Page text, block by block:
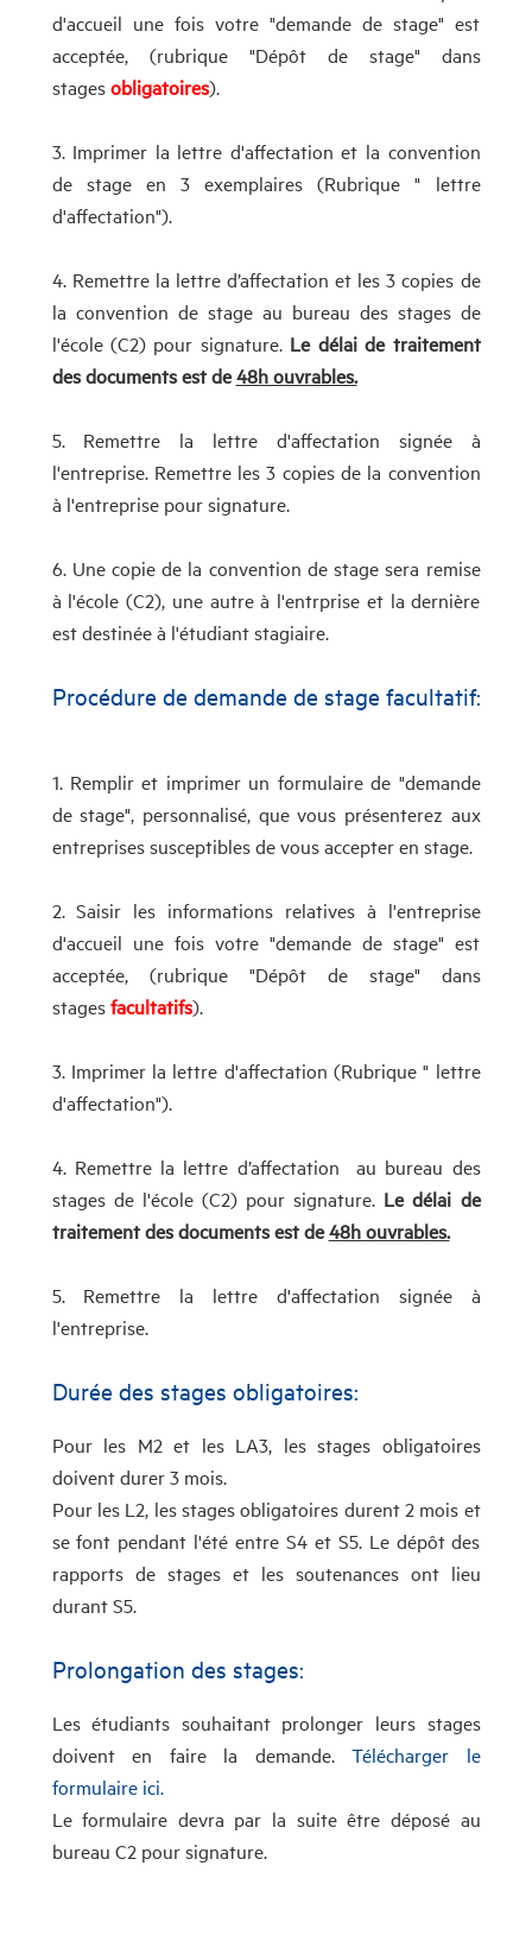
d'accueil une fois votre "demande de stage" est
acceptée, (rubrique "Dépôt de stage" dans
stagesobligatoires).
3. Imprimer la lettre d'affectation et la convention
de stage en 3 exemplaires (Rubrique " lettre
d'affectation").
4. Remettre la lettre d’affectation et les 3 copies de
la convention de stage au bureau des stages de
l'école (C2) pour signature. Le délai de traitement
des documents est de48h ouvrables.
5. Remettre la lettre d'affectation signée à
l'entreprise. Remettre les 3 copies de la convention
à l'entreprise pour signature.
6. Une copie de la convention de stage sera remise
à l'école (C2), une autre à l'entrprise et la dernière
est destinée à l'étudiant stagiaire.
Procédure de demande de stage facultatif:
1. Remplir et imprimer un formulaire de "demande
de stage", personnalisé, que vous présenterez aux
entreprises susceptibles de vous accepter en stage.
2. Saisir les informations relatives à l'entreprise
d'accueil une fois votre "demande de stage" est
acceptée, (rubrique "Dépôt de stage" dans
stagesfacultatifs).
3. Imprimer la lettre d'affectation (Rubrique " lettre
d'affectation").
4. Remettre la lettre d’affectation au bureau des
stages de l'école (C2) pour signature. Le délai de
traitement des documents est de48h ouvrables.
5. Remettre la lettre d'affectation signée à
l'entreprise.
Durée des stages obligatoires:
Pour les M2 et les LA3, les stages obligatoires
doivent durer 3 mois.
Pour les L2, les stages obligatoires durent 2 mois et
se font pendant l'été entre S4 et S5. Le dépôt des
rapports de stages et les soutenances ont lieu
durant S5.
Prolongation des stages:
Les étudiants souhaitant prolonger leurs stages
doivent en faire la demande. Télécharger le
formulaire ici.
Le formulaire devra par la suite être déposé au
bureau C2 pour signature.